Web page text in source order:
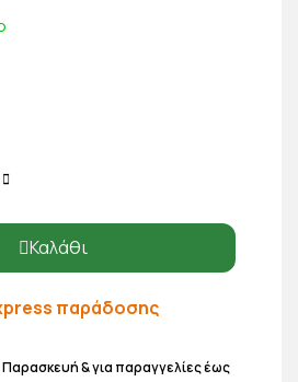
Καλάθι
παράδοσης
& για παραγγελίες έως